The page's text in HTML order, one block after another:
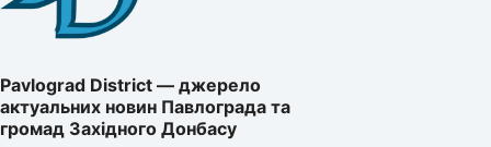
Pavlograd District — джерело
актуальних новин Павлограда та
громад Західного Донбасу